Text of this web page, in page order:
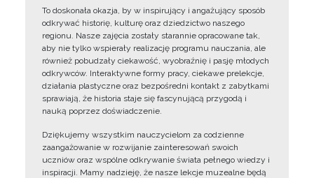
To doskonała okazja, by w inspirujący i angażujący sposób
odkrywać historię, kulturę oraz dziedzictwo naszego
regionu. Nasze zajęcia zostały starannie opracowane tak,
aby nie tylko wspierały realizację programu nauczania, ale
również pobudzały ciekawość, wyobraźnię i pasję młodych
odkrywców. Interaktywne formy pracy, ciekawe prelekcje,
działania plastyczne oraz bezpośredni kontakt z zabytkami
sprawiają, że historia staje się fascynującą przygodą i
nauką poprzez doświadczenie.
Dziękujemy wszystkim nauczycielom za codzienne
zaangażowanie w rozwijanie zainteresowań swoich
uczniów oraz wspólne odkrywanie świata pełnego wiedzy i
inspiracji. Mamy nadzieję, że nasze lekcje muzealne będą